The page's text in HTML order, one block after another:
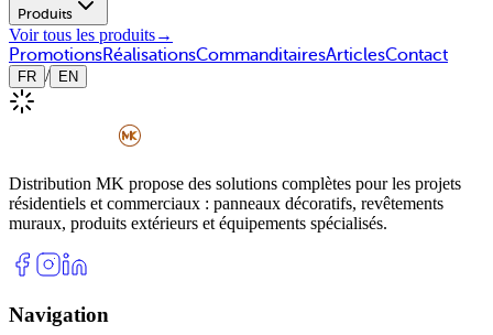
Produits
Voir tous les produits→
PromotionsRéalisationsCommanditairesArticlesContact
FR / EN
Distribution MK propose des solutions complètes pour les projets
résidentiels et commerciaux : panneaux décoratifs, revêtements
muraux, produits extérieurs et équipements spécialisés.
Navigation